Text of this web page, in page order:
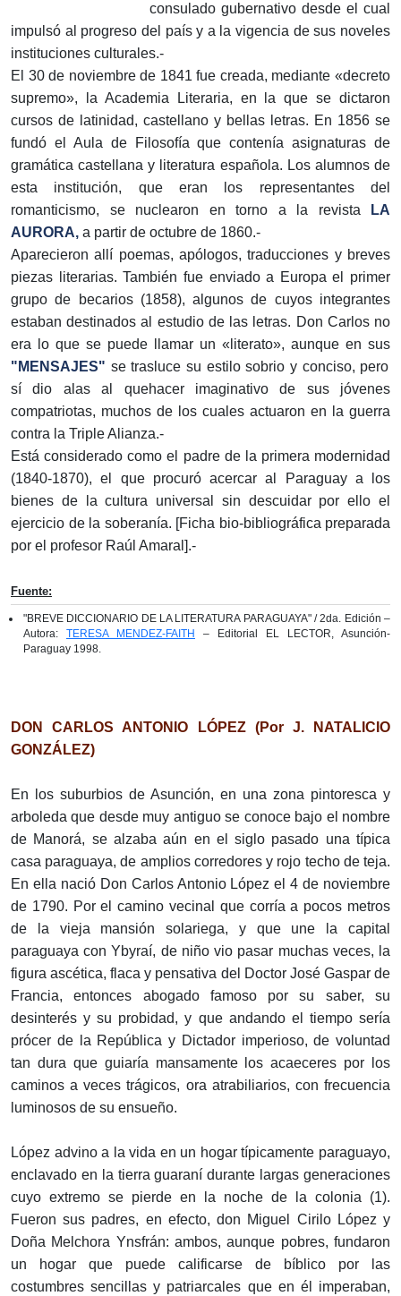
consulado gubernativo desde el cual
impulsó al progreso del país y a la vigencia de sus noveles
instituciones culturales.-
El 30 de noviembre de 1841 fue creada, mediante «decreto
supremo», la Academia Literaria, en la que se dictaron
cursos de latinidad, castellano y bellas letras. En 1856 se
fundó el Aula de Filosofía que contenía asignaturas de
gramática castellana y literatura española. Los alumnos de
esta institución, que eran los representantes del
romanticismo, se nuclearon en torno a la revista
LA
AURORA, a partir de octubre de 1860.-
Aparecieron allí poemas, apólogos, traducciones y breves
piezas literarias. También fue enviado a Europa el primer
grupo de becarios (1858), algunos de cuyos integrantes
estaban destinados al estudio de las letras. Don Carlos no
era lo que se puede llamar un «literato», aunque en sus
"MENSAJES" se trasluce su estilo sobrio y conciso, pero
sí dio alas al quehacer imaginativo de sus jóvenes
compatriotas, muchos de los cuales actuaron en la guerra
contra la Triple Alianza.-
Está considerado como el padre de la primera modernidad
(1840-1870), el que procuró acercar al Paraguay a los
bienes de la cultura universal sin descuidar por ello el
ejercicio de la soberanía. [Ficha bio-bibliográfica preparada
por el profesor Raúl Amaral].-
Fuente:
"BREVE DICCIONARIO DE LA LITERATURA PARAGUAYA" / 2da. Edición –
Autora: TERESA MENDEZ-FAITH
– Editorial EL LECTOR, Asunción-
Paraguay 1998.
DON CARLOS ANTONIO LÓPEZ (Por J. NATALICIO
GONZÁLEZ)
En los suburbios de Asunción, en una zona pintoresca y
arboleda que desde muy antiguo se conoce bajo el nombre
de Manorá, se alzaba aún en el siglo pasado una típica
casa paraguaya, de amplios corredores y rojo techo de teja.
En ella nació Don Carlos Antonio López el 4 de noviembre
de 1790. Por el camino vecinal que corría a pocos metros
de la vieja mansión solariega, y que une la capital
paraguaya con Ybyraí, de niño vio pasar muchas veces, la
figura ascética, flaca y pensativa del Doctor José Gaspar de
Francia, entonces abogado famoso por su saber, su
desinterés y su probidad, y que andando el tiempo sería
prócer de la República y Dictador imperioso, de voluntad
tan dura que guiaría mansamente los acaeceres por los
caminos a veces trágicos, ora atrabiliarios, con frecuencia
luminosos de su ensueño.
López advino a la vida en un hogar típicamente paraguayo,
enclavado en la tierra guaraní durante largas generaciones
cuyo extremo se pierde en la noche de la colonia (1).
Fueron sus padres, en efecto, don Miguel Cirilo López y
Doña Melchora Ynsfrán: ambos, aunque pobres, fundaron
un hogar que puede calificarse de bíblico por las
costumbres sencillas y patriarcales que en él imperaban,